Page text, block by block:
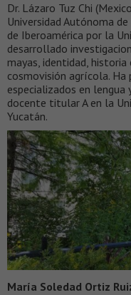
Dr. Lázaro Tuz Chi
Universidad Autónoma
de Iberoamérica por la
desarrollado
mayas, identidad,
cosmovisión agrícola.
especializados en
docente titular A en la
Yucatán.
María Soledad Ortiz